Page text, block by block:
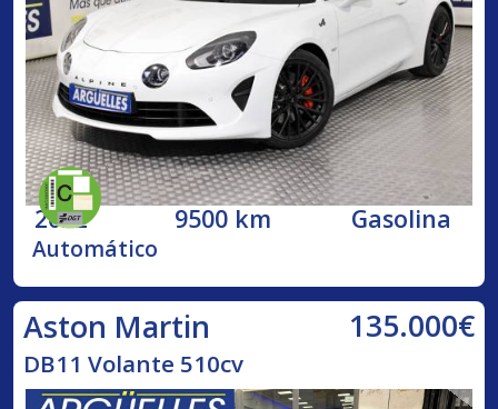
2022 9500 km Gasolina
Automático
Aston Martin 135.000€
DB11 Volante 510cv